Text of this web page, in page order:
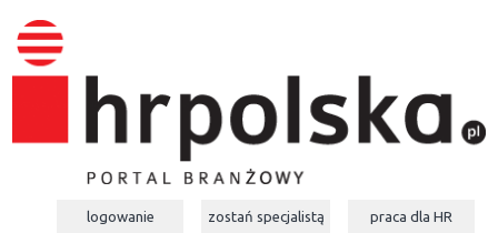
logowanie zostań specjalistą praca dla HR